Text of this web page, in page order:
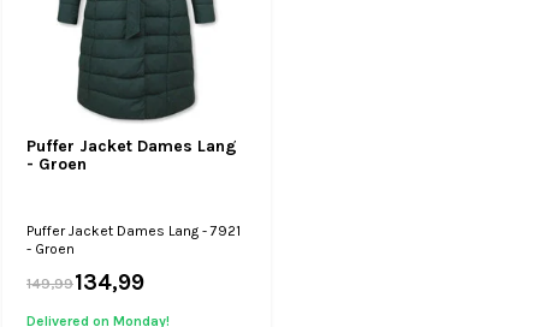
Puffer Jacket Dames Lang
- Groen
Puffer Jacket Dames Lang - 7921
- Groen
149,99134,99
Delivered on Monday!